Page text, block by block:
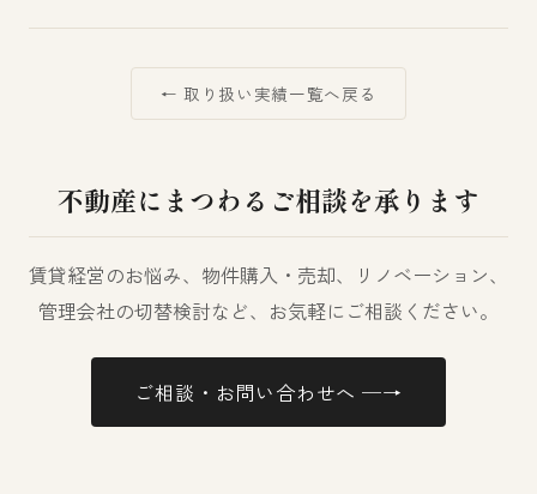
← 取り扱い実績一覧へ戻る
不動産にまつわるご相談を承ります
賃貸経営のお悩み、物件購入・売却、リノベーション、
管理会社の切替検討など、お気軽にご相談ください。
ご相談・お問い合わせへ ─→